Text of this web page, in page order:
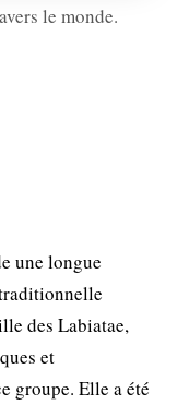
le monde.
une longue
des Labiatae,
et
groupe. Elle a été